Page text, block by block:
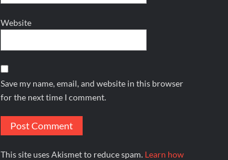
Website
Save my name, email, and website in this browser
for the next time I comment.
This site uses Akismet to reduce spam. Learn how